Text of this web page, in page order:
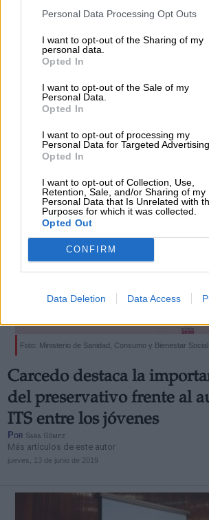
Personal Data Processing Opt Outs
I want to opt-out of the Sharing of my
personal data.
Opted In
I want to opt-out of the Sale of my
Personal Data.
Opted In
I want to opt-out of processing my
Personal Data for Targeted Advertising.
Opted In
I want to opt-out of Collection, Use,
Retention, Sale, and/or Sharing of my
Personal Data that Is Unrelated with
Purposes for which it was collected.
Opted Out
CONFIRM
Data Deletion Data Access
Carcedo destaca el
Gobierno con la infancia
Sara Gómez
Más artículos de este autor
jueves, 6 de junio de 2019
Foto: Ministerio de Sanidad, Consumo y Bienestar Social
Carcedo destaca la
del preservativo frente al
ITS entre los jóvenes
Por Sara Gómez
Más artículos de este autor
jueves, 13 de junio de 2019